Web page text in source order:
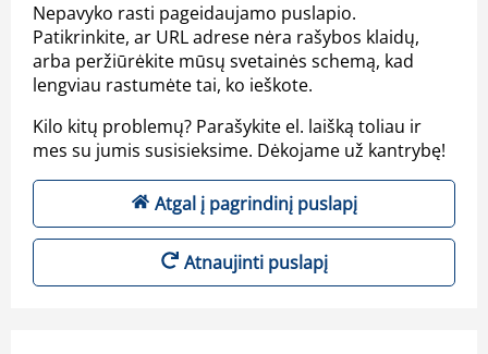
Nepavyko rasti pageidaujamo puslapio.
Patikrinkite, ar URL adrese nėra rašybos klaidų,
arba peržiūrėkite mūsų svetainės schemą, kad
lengviau rastumėte tai, ko ieškote.
Kilo kitų problemų? Parašykite el. laišką toliau ir
mes su jumis susisieksime. Dėkojame už kantrybę!
Atgal į pagrindinį puslapį
Atnaujinti puslapį